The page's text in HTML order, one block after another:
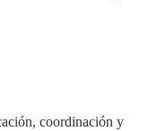
coordinación y